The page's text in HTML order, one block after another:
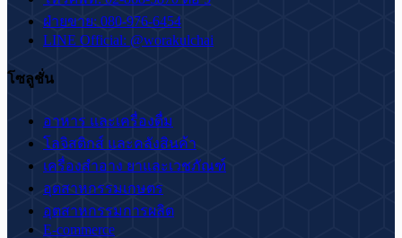
ฝ่ายขาย: 080-976-6454
LINE Official: @worakulchai
โซลูชั่น
อาหาร และเครื่องดื่ม
โลจิสติกส์ และคลังสินค้า
เครื่องสำอาง ยาและเวชภัณฑ์
อุตสาหกรรมเกษตร
อุตสาหกรรมการผลิต
E-commerce